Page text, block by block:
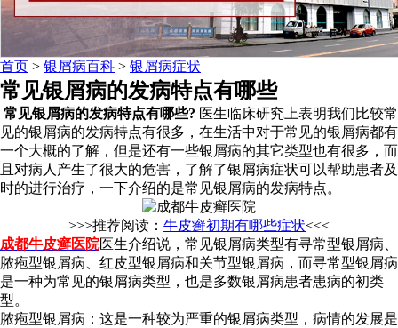
首页 > 银屑病百科 > 银屑病症状
常见银屑病的发病特点有哪些
常见银屑病的发病特点有哪些? 医生临床研究上表明我们比较常
见的银屑病的发病特点有很多，在生活中对于常见的银屑病都有
一个大概的了解，但是还有一些银屑病的其它类型也有很多，而
且对病人产生了很大的危害，了解了银屑病症状可以帮助患者及
时的进行治疗，一下介绍的是常见银屑病的发病特点。
>>>推荐阅读： 牛皮癣初期有哪些症状<<<
成都牛皮癣医院医生介绍说，常见银屑病类型有寻常型银屑病、
脓疱型银屑病、红皮型银屑病和关节型银屑病，而寻常型银屑病
是一种为常见的银屑病类型，也是多数银屑病患者患病的初类
型。
脓疱型银屑病：这是一种较为严重的银屑病类型，病情的发展是